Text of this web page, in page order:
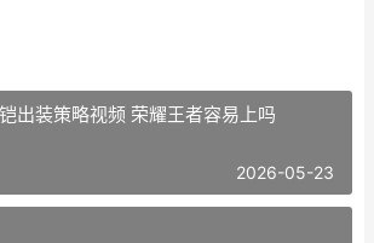
出装策略视频 荣耀王者容易上吗
2026-05-23